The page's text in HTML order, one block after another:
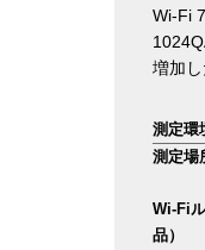
Wi-Fi
増加し
測定環
測定場
Wi-Fi
品）